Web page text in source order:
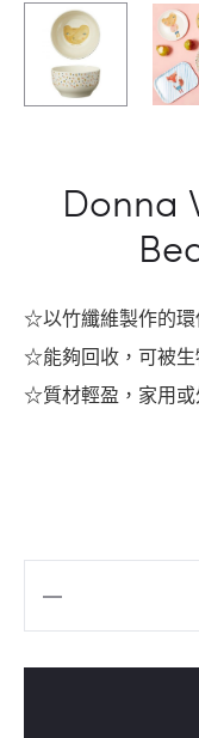
Donna
☆以竹纖維製作的環
☆能夠回收，可被生
☆質材輕盈，家用或